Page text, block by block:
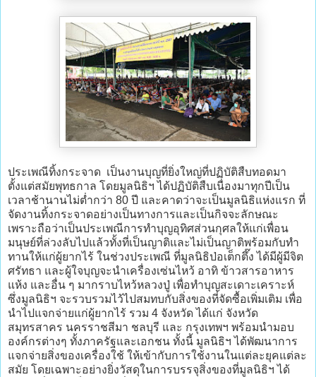
ประเพณีทิ้งกระจาด เป็นงานบุญที่ยิ่งใหญ่ที่ปฏิบัติสืบทอดมา
ตั้งแต่สมัยพุทธกาล โดยมูลนิธิฯ ได้ปฏิบัติสืบเนื่องมาทุกปีเป็น
เวลาช้านานไม่ต่ำกว่า 80 ปี และคาดว่าจะเป็นมูลนิธิแห่งแรก ที่
จัดงานทิ้งกระจาดอย่างเป็นทางการและเป็นกิจจะลักษณะ
เพราะถือว่าเป็นประเพณีการทำบุญอุทิศส่วนกุศลให้แก่เพื่อน
มนุษย์ที่ล่วงลับไปแล้วทั้งที่เป็นญาติและไม่เป็นญาติพร้อมกับทำ
ทานให้แก่ผู้ยากไร้ ในช่วงประเพณี ที่มูลนิธิป่อเต็กตึ๊ง ได้มีผู้มีจิต
ศรัทธา และผู้ใจบุญจะนำเครื่องเซ่นไหว้ อาทิ ข้าวสารอาหาร
แห้ง และอื่น ๆ มากราบไหว้หลวงปู่ เพื่อทำบุญสะเดาะเคราะห์
ซึ่งมูลนิธิฯ จะรวบรวมไว้ไปสมทบกับสิ่งของที่จัดซื้อเพิ่มเติม เพื่อ
นำไปแจกจ่ายแก่ผู้ยากไร้ รวม 4 จังหวัด ได้แก่ จังหวัด
สมุทรสาคร นครราชสีมา ชลบุรี และ กรุงเทพฯ พร้อมนำมอบ
องค์กรต่างๆ ทั้งภาครัฐและเอกชน ทั้งนี้ มูลนิธิฯ ได้พัฒนาการ
แจกจ่ายสิ่งของเครื่องใช้ ให้เข้ากับการใช้งานในแต่ละยุคแต่ละ
สมัย โดยเฉพาะอย่างยิ่งวัสดุในการบรรจุสิ่งของที่มูลนิธิฯ ได้